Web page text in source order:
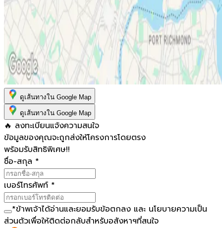
ดูเส้นทางใน Google Map
ดูเส้นทางใน Google Map
🔥 ลงทะเบียนแจ้งความสนใจ
ข้อมูลของคุณจะถูกส่งให้โครงการโดยตรง
พร้อมรับสิทธิพิเศษ!!
ชื่อ-สกุล *
เบอร์โทรศัพท์ *
*ข้าพเจ้าได้อ่านและยอมรับข้อตกลง และ นโยบายความเป็น
ส่วนตัวเพื่อให้ติดต่อกลับสำหรับอสังหาฯที่สนใจ